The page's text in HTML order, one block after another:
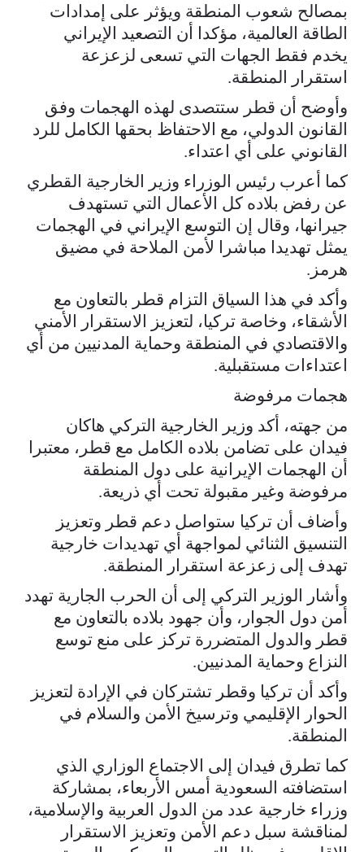
بمصالح شعوب المنطقة ويؤثر على إمدادات
الطاقة العالمية، مؤكدا أن التصعيد الإيراني
يخدم فقط الجهات التي تسعى لزعزعة
استقرار المنطقة.
وأوضح أن قطر ستتصدى لهذه الهجمات وفق
القانون الدولي، مع الاحتفاظ بحقها الكامل للرد
القانوني على أي اعتداء.
كما أعرب رئيس الوزراء وزير الخارجية القطري
عن رفض بلاده كل الأعمال التي تستهدف
جيرانها، وقال إن التوسع الإيراني في الهجمات
يمثل تهديدا مباشرا لأمن الملاحة في مضيق
هرمز.
وأكد في هذا السياق التزام قطر بالتعاون مع
الأشقاء، وخاصة تركيا، لتعزيز الاستقرار الأمني
والاقتصادي في المنطقة وحماية المدنيين من أي
اعتداءات مستقبلية.
هجمات مرفوضة
من جهته، أكد وزير الخارجية التركي هاكان
فيدان على تضامن بلاده الكامل مع قطر، معتبرا
أن الهجمات الإيرانية على دول المنطقة
مرفوضة وغير مقبولة تحت أي ذريعة.
وأضاف أن تركيا ستواصل دعم قطر وتعزيز
التنسيق الثنائي لمواجهة أي تهديدات خارجية
تهدف إلى زعزعة استقرار المنطقة.
وأشار الوزير التركي إلى أن الحرب الجارية تهدد
أمن دول الجوار، وأن جهود بلاده بالتعاون مع
قطر والدول المتضررة تركز على منع توسع
النزاع وحماية المدنيين.
وأكد أن تركيا وقطر تشتركان في الإرادة لتعزيز
الحوار الإقليمي وترسيخ الأمن والسلام في
المنطقة.
كما تطرق فيدان إلى الاجتماع الوزاري الذي
استضافته السعودية أمس الأربعاء، بمشاركة
وزراء خارجية عدد من الدول العربية والإسلامية،
لمناقشة سبل دعم الأمن وتعزيز الاستقرار